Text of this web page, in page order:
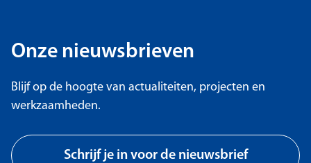
Onze nieuwsbrieven
Blijf op de hoogte van actualiteiten, projecten en
werkzaamheden.
Schrijf je in voor de nieuwsbrief